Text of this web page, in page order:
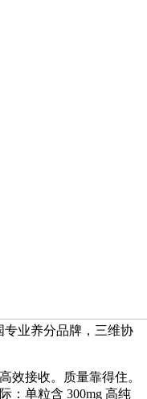
业养分品牌，三维协
接收。质量靠得住。
：单粒含 300mg 高纯